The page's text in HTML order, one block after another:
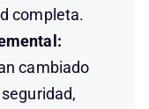
completa.
cambiado